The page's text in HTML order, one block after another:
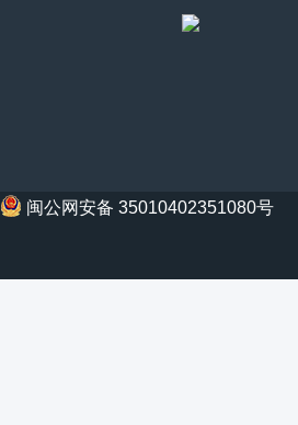
闽公网安备 35010402351080号